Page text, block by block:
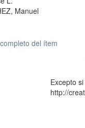
Manuel
del ítem
Excepto
http://